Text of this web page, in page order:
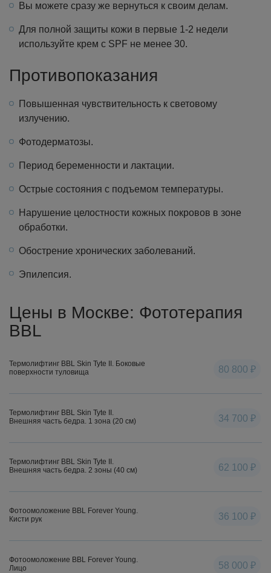
Вы можете сразу же вернуться к своим делам.
Для полной защиты кожи в первые 1-2 недели
используйте крем с SPF не менее 30.
Противопоказания
Повышенная чувствительность к световому
излучению.
Фотодерматозы.
Период беременности и лактации.
Острые состояния с подъемом температуры.
Нарушение целостности кожных покровов в зоне
обработки.
Обострение хронических заболеваний.
Эпилепсия.
Цены в Москве: Фототерапия
BBL
Термолифтинг BBL Skin Tyte II. Боковые
поверхности туловища
80 800 ₽
Термолифтинг BBL Skin Tyte II.
Внешняя часть бедра. 1 зона (20 см)
34 700 ₽
Термолифтинг BBL Skin Tyte II.
Внешняя часть бедра. 2 зоны (40 см)
62 100 ₽
Фотоомоложение BBL Forever Young.
Кисти рук
36 100 ₽
Фотоомоложение BBL Forever Young.
Лицо
58 000 ₽